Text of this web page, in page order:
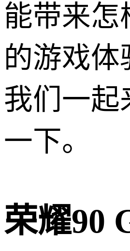
能带来怎
的游戏体
我们一起
一下。
荣耀90